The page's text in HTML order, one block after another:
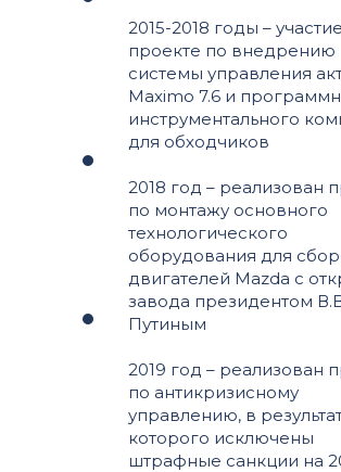
2015-2018 годы –
проекте по внедрению
системы управления
Maximo 7.6 и
инструментального
для обходчиков
2018 год – реализован
по монтажу основного
технологического
оборудования для
двигателей Mazda с
завода президентом
Путиным
2019 год – реализован
по антикризисному
управлению, в
которого исключены
штрафные санкции на